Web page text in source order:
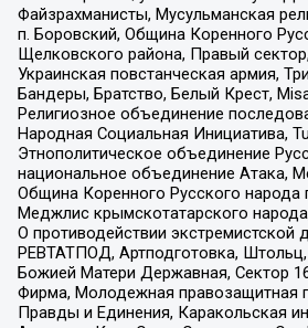
Файзрахманисты, Мусульманская
п. Боровский, Община Коренного
Щелковского района, Правый
Украинская повстанческая армия,
Бандеры, Братство, Белый Крест,
Религиозное объединение
Народная Социальная Инициатива,
Этнополитическое объединение
национальное объединение Атака,
Община Коренного Русского народа
Меджлис крымскотатарского
О противодействии экстремистской
РЕВТАТПОД, Артподготовка,
Божией Матери Державная, Сектор
Фирма, Молодежная правозащитная
Правды и Единения, Каракольская